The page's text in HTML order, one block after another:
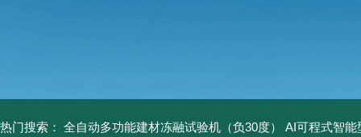
热门搜索： 全自动多功能建材冻融试验机（负30度） AI可程式智能